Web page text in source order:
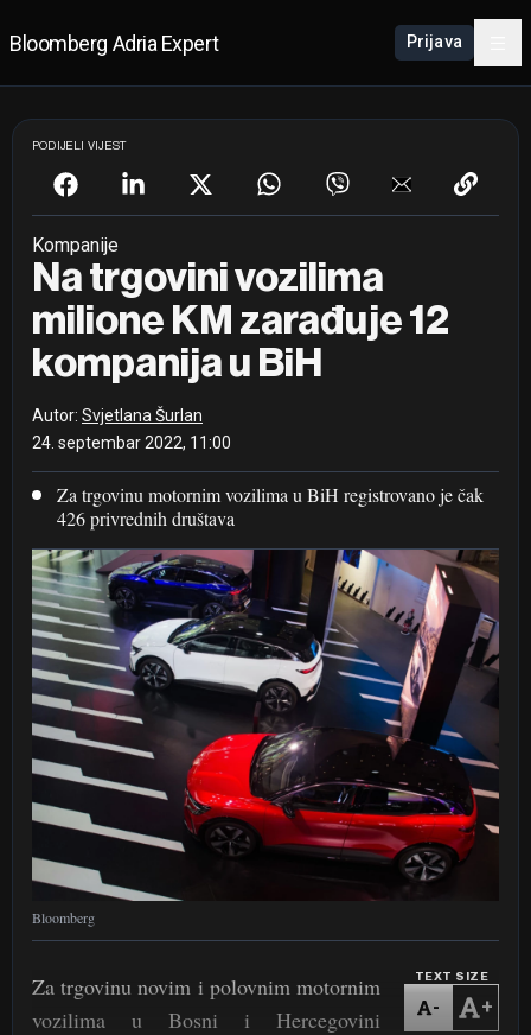
Bloomberg Adria Expert Prijava
PODIJELI VIJEST
Kompanije
Na trgovini vozilima
milione KM zarađuje 12
kompanija u BiH
Autor: Svjetlana Šurlan
24. septembar 2022, 11:00
Za trgovinu motornim vozilima u BiH registrovano je čak
426 privrednih društava
Bloomberg
TEXT SIZE
- +
Za trgovinu novim i polovnim motornim
vozilima u Bosni i Hercegovini